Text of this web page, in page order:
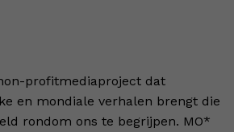
profitmediaproject dat
en mondiale verhalen brengt die
rondom ons te begrijpen. MO*